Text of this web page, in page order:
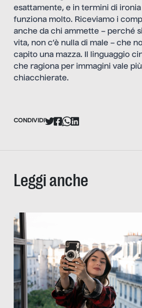
esattamente, e in termini di
funziona molto. Riceviamo i
anche da chi ammette – perché
vita, non c’è nulla di male – che
capito una mazza. Il linguaggio
che ragiona per immagini vale
chiacchierate.
CONDIVIDI
Leggi anche